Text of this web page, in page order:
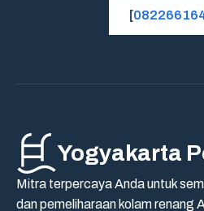
[
Yogyakarta
Mitra terpercaya Anda untuk
dan pemeliharaan kolam renang